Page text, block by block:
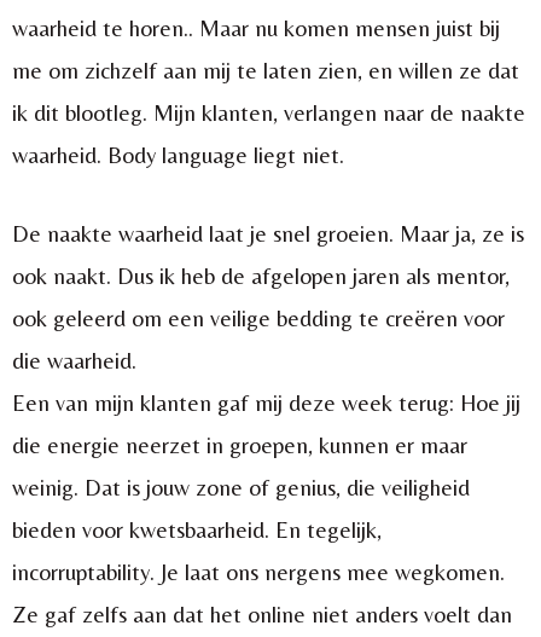
waarheid te horen.. Maar nu komen mensen juist bij
me om zichzelf aan mij te laten zien, en willen ze dat
ik dit blootleg. Mijn klanten, verlangen naar de naakte
waarheid. Body language liegt niet.
De naakte waarheid laat je snel groeien. Maar ja, ze is
ook naakt. Dus ik heb de afgelopen jaren als mentor,
ook geleerd om een veilige bedding te creëren voor
die waarheid.
Een van mijn klanten gaf mij deze week terug: Hoe jij
die energie neerzet in groepen, kunnen er maar
weinig. Dat is jouw zone of genius, die veiligheid
bieden voor kwetsbaarheid. En tegelijk,
incorruptability. Je laat ons nergens mee wegkomen.
Ze gaf zelfs aan dat het online niet anders voelt dan